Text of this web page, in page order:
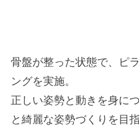
骨盤が整った状態で、ピ
ングを実施。
正しい姿勢と動きを身に
と綺麗な姿勢づくりを目指